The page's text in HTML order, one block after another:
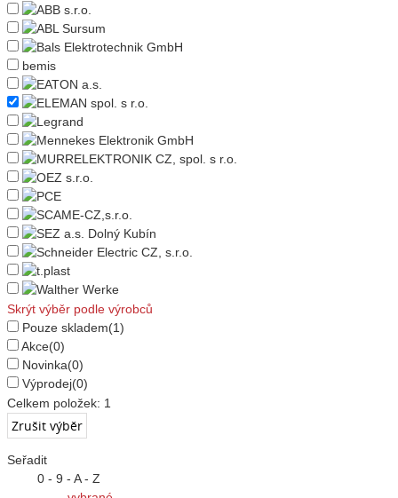
bemis
Skrýt výběr podle výrobců
Pouze skladem(1)
Akce(0)
Novinka(0)
Výprodej(0)
Celkem položek: 1
Seřadit
0 - 9 - A - Z